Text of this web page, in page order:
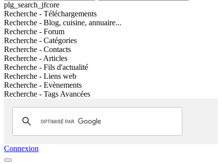
plg_search_jfcore
Recherche - Téléchargements
Recherche - Blog, cuisine, annuaire...
Recherche - Forum
Recherche - Catégories
Recherche - Contacts
Recherche - Articles
Recherche - Fils d'actualité
Recherche - Liens web
Recherche - Evènements
Recherche - Tags Avancées
Connexion